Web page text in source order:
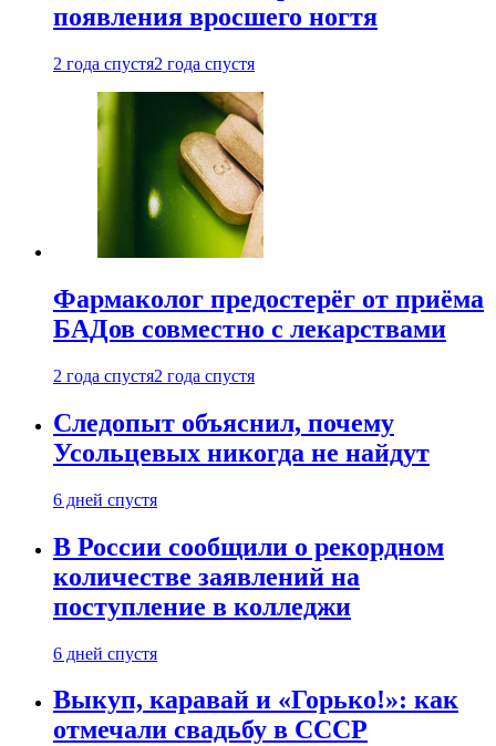
появления вросшего ногтя
2 года спустя2 года спустя
Фармаколог предостерёг от приёма
БАДов совместно с лекарствами
2 года спустя2 года спустя
Следопыт объяснил, почему
Усольцевых никогда не найдут
6 дней спустя
В России сообщили о рекордном
количестве заявлений на
поступление в колледжи
6 дней спустя
Выкуп, каравай и «Горько!»: как
отмечали свадьбу в СССР